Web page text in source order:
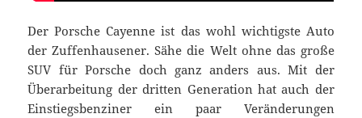
Der Porsche Cayenne ist das wohl wichtigste Auto
der Zuffenhausener. Sähe die Welt ohne das große
SUV für Porsche doch ganz anders aus. Mit der
Überarbeitung der dritten Generation hat auch der
Einstiegsbenziner ein paar Veränderungen